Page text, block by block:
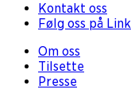
Kontakt oss
Følg oss på
Om oss
Tilsette
Presse